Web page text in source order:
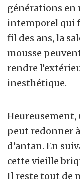
générations en
intemporel qui
fil des ans, la
mousse
rendre
inesthétique.
peut redonner
d’antan. En
cette vieille
Il reste tout de